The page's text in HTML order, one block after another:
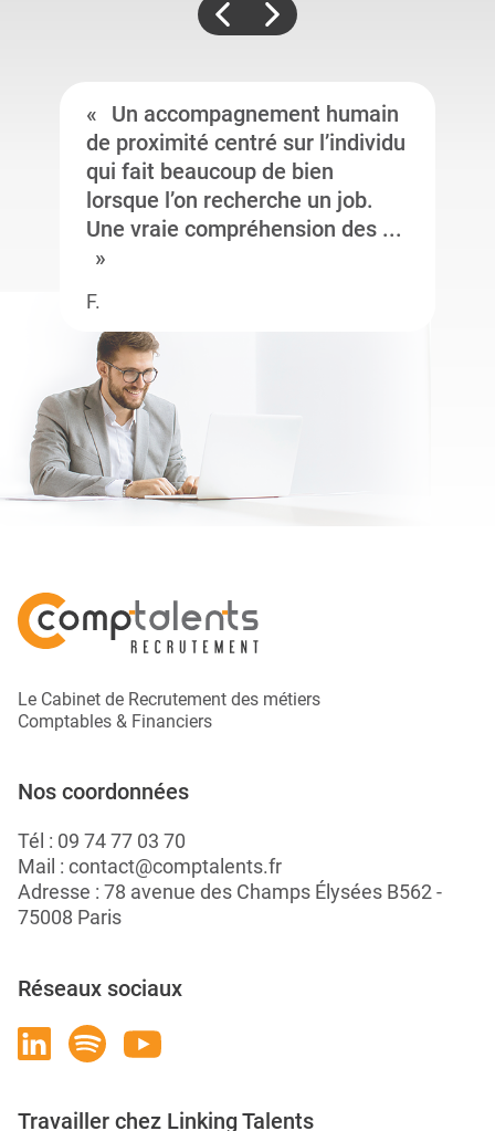
Un accompagnement humain
de proximité centré sur l’individu
qui fait beaucoup de bien
lorsque l’on recherche un job.
Une vraie compréhension des ...
F.
Le Cabinet de Recrutement des métiers
Comptables & Financiers
Nos coordonnées
Tél : 09 74 77 03 70
Mail : contact@comptalents.fr
Adresse : 78 avenue des Champs Élysées B562 -
75008 Paris
Réseaux sociaux
Travailler chez Linking Talents